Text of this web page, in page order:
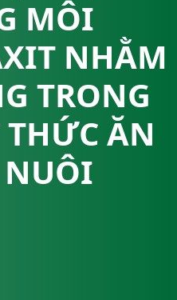
MÔI
NHẰM
TRONG
ĂN